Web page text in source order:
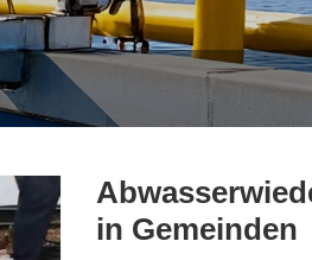
in Gemeinden